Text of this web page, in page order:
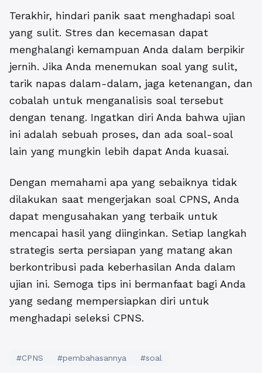
Terakhir, hindari panik saat menghadapi soal
yang sulit. Stres dan kecemasan dapat
menghalangi kemampuan Anda dalam berpikir
jernih. Jika Anda menemukan soal yang sulit,
tarik napas dalam-dalam, jaga ketenangan, dan
cobalah untuk menganalisis soal tersebut
dengan tenang. Ingatkan diri Anda bahwa ujian
ini adalah sebuah proses, dan ada soal-soal
lain yang mungkin lebih dapat Anda kuasai.
Dengan memahami apa yang sebaiknya tidak
dilakukan saat mengerjakan soal CPNS, Anda
dapat mengusahakan yang terbaik untuk
mencapai hasil yang diinginkan. Setiap langkah
strategis serta persiapan yang matang akan
berkontribusi pada keberhasilan Anda dalam
ujian ini. Semoga tips ini bermanfaat bagi Anda
yang sedang mempersiapkan diri untuk
menghadapi seleksi CPNS.
#CPNS #pembahasannya #soal